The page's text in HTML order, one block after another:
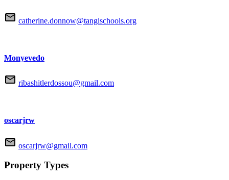
catherine.donnow@tangischools.org
Monyevedo
ribashitlerdossou@gmail.com
oscarjrw
oscarjrw@gmail.com
Property Types